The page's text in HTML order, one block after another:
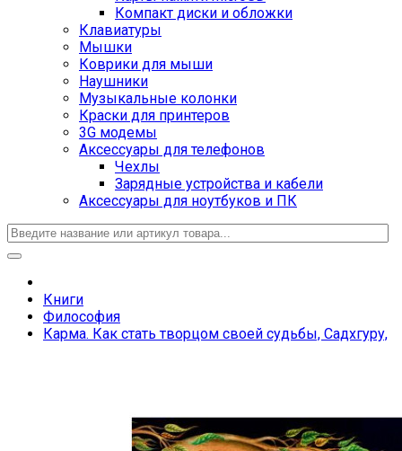
Компакт диски и обложки
Клавиатуры
Мышки
Коврики для мыши
Наушники
Музыкальные колонки
Краски для принтеров
3G модемы
Аксессуары для телефонов
Чехлы
Зарядные устройства и кабели
Аксессуары для ноутбуков и ПК
Книги
Философия
Карма. Как стать творцом своей судьбы, Садхгуру,